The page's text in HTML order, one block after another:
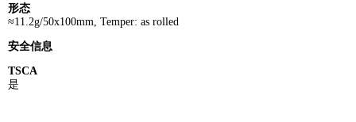
形态
≈11.2g/50x100mm, Temper: as rolled
安全信息
TSCA
是